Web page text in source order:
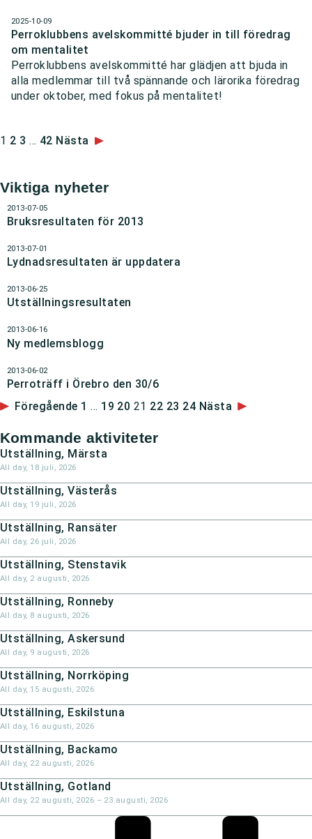
2025-10-09
Perroklubbens avelskommitté bjuder in till föredrag
om mentalitet
Perroklubbens avelskommitté har glädjen att bjuda in
alla medlemmar till två spännande och lärorika föredrag
under oktober, med fokus på mentalitet!
1 2 3 … 42 Nästa
Viktiga nyheter
2013-07-05
Bruksresultaten för 2013
2013-07-01
Lydnadsresultaten är uppdatera
2013-06-25
Utställningsresultaten
2013-06-16
Ny medlemsblogg
2013-06-02
Perroträff i Örebro den 30/6
Föregående 1 … 19 20 21 22 23 24 Nästa
Kommande aktiviteter
Utställning, Märsta
All day, 18 juli, 2026
Utställning, Västerås
All day, 19 juli, 2026
Utställning, Ransäter
All day, 26 juli, 2026
Utställning, Stenstavik
All day, 2 augusti, 2026
Utställning, Ronneby
All day, 8 augusti, 2026
Utställning, Askersund
All day, 9 augusti, 2026
Utställning, Norrköping
All day, 15 augusti, 2026
Utställning, Eskilstuna
All day, 16 augusti, 2026
Utställning, Backamo
All day, 22 augusti, 2026
Utställning, Gotland
All day, 22 augusti, 2026 – 23 augusti, 2026